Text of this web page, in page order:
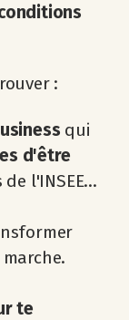
:
qui
d'être
l'INSEE...
te